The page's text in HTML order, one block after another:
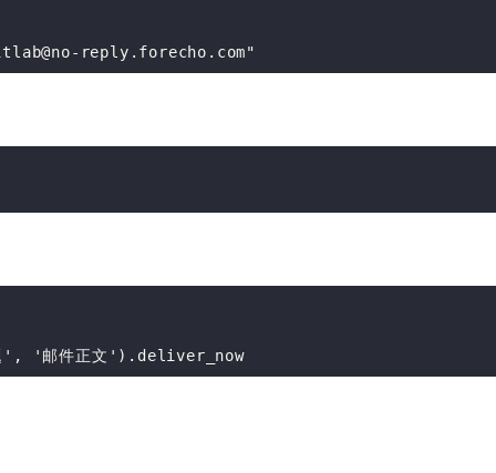
$ Notify.test_email('收件人邮箱', '邮件标题', '邮件正文').deliver_now